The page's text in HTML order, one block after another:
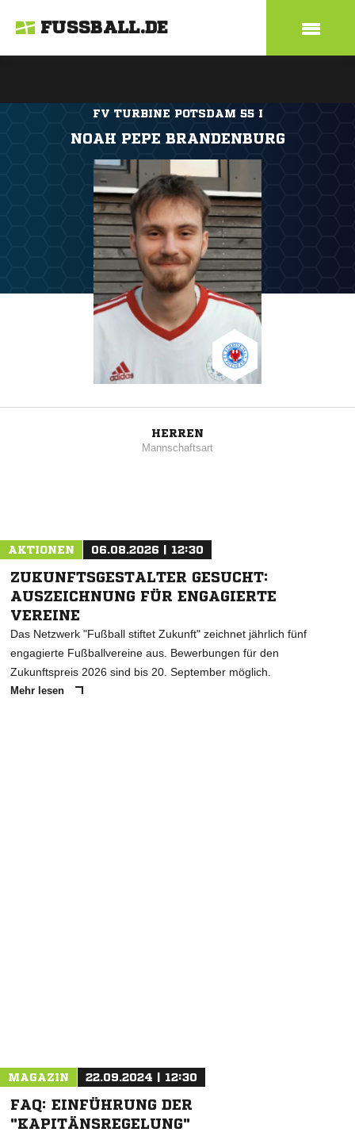
FUSSBALL.DE
FV TURBINE POTSDAM 55 I
NOAH PEPE BRANDENBURG
HERREN
Mannschaftsart
AKTIONEN 06.08.2026 | 12:30
ZUKUNFTSGESTALTER GESUCHT:
AUSZEICHNUNG FÜR ENGAGIERTE
VEREINE
Das Netzwerk "Fußball stiftet Zukunft" zeichnet jährlich fünf
engagierte Fußballvereine aus. Bewerbungen für den
Zukunftspreis 2026 sind bis 20. September möglich.
Mehr lesen
MAGAZIN 22.09.2024 | 12:30
FAQ: EINFÜHRUNG DER
"KAPITÄNSREGELUNG"